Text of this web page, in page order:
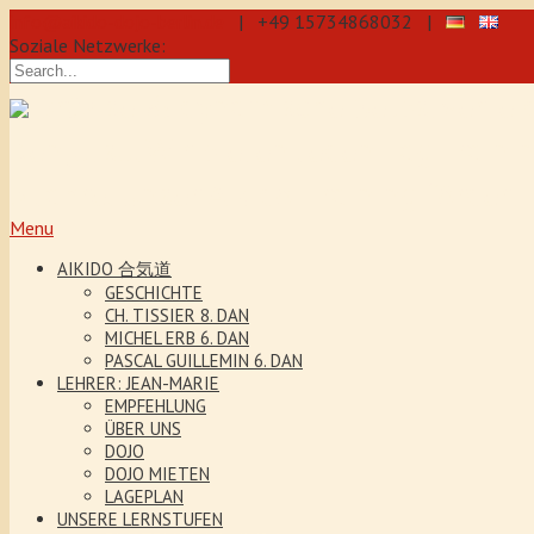
| +49 15734868032 |
Soziale Netzwerke:
Menu
AIKIDO 合気道
GESCHICHTE
CH. TISSIER 8. DAN
MICHEL ERB 6. DAN
PASCAL GUILLEMIN 6. DAN
LEHRER: JEAN-MARIE
EMPFEHLUNG
ÜBER UNS
DOJO
DOJO MIETEN
LAGEPLAN
UNSERE LERNSTUFEN